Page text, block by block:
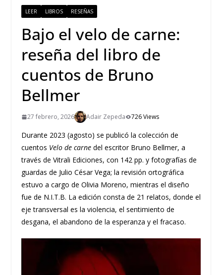
LEER LIBROS RESEÑAS
Bajo el velo de carne:
reseña del libro de
cuentos de Bruno
Bellmer
27 febrero, 2026 Adair Zepeda 726 Views
Durante 2023 (agosto) se publicó la colección de
cuentos Velo de carnedel escritor Bruno Bellmer, a
través de Vitrali Ediciones, con 142 pp. y fotografías de
guardas de Julio César Vega; la revisión ortográfica
estuvo a cargo de Olivia Moreno, mientras el diseño
fue de N.I.T.B. La edición consta de 21 relatos, donde el
eje transversal es la violencia, el sentimiento de
desgana, el abandono de la esperanza y el fracaso.